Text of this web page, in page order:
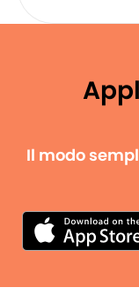
Il modo